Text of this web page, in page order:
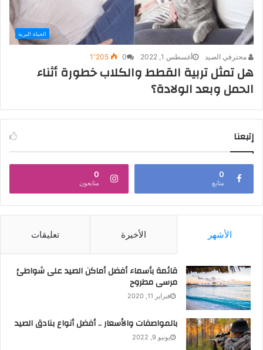
الحياة البرية
محترفي الصيد أغسطس 1, 2022 0 1٬205
هل تمثل تربية القطط والكلاب خطورة أثناء
الحمل وبعد الولادة؟
إتبعنا
0
متابع
0
متابعون
الأشهر الأخيرة تعليقات
قائمة بأسماء أفضل أماكن الصيد على شواطئ
مرسى مطروح
فبراير 11, 2020
بالمواصفات والأسعار .. أفضل أنواع بنادق الصيد
يونيو 9, 2022